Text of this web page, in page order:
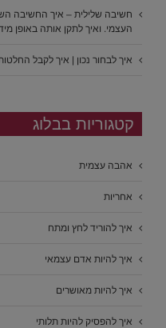
חשיבה שלילית – איך החשיבה
העצמי. ואיך לתקן אותה באופן
איך לבחור נכון | איך לקבל
קטגוריות בבלוג
אהבה עצמית
אחריות
איך להוריד לחץ ומתח
איך להיות אדם עצמאי
איך להיות מאושרים
איך להפסיק להיות תלותי